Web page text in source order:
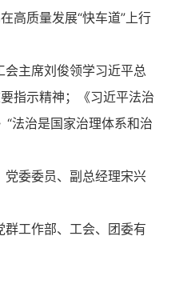
高质量发展“快车道”上行
主席刘俊领学习近平总
指示精神；《习近平法治
法治是国家治理体系和治
委委员、副总经理宋兴
工作部、工会、团委有